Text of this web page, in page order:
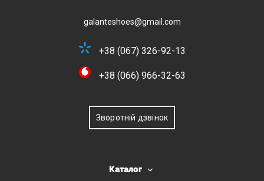
galanteshoes@gmail.com
+38 (067) 326-92-13
+38 (066) 966-32-63
Зворотній дзвінок
Каталог